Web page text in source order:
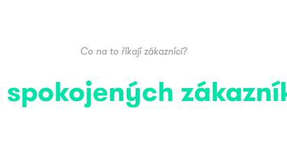
Co na to říkají zákazníci?
spokojených